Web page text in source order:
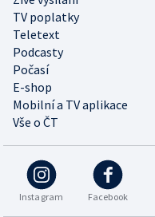
TV poplatky
Teletext
Podcasty
Počasí
E-shop
Mobilní a TV aplikace
Vše o ČT
Instagram Facebook